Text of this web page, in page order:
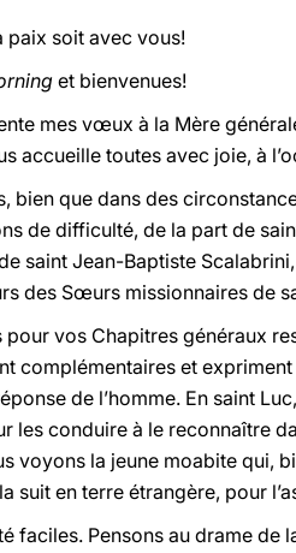
paix soit avec vous!
et bienvenues!
mes vœux à la Mère
accueille toutes avec joie, à
bien que dans des
de difficulté, de la part de
saint Jean-Baptiste
des Sœurs missionnaires de
vos Chapitres généraux
complémentaires et
de l’homme. En saint
les conduire à le reconnaître
voyons la jeune moabite qui,
suit en terre étrangère, pour
faciles. Pensons au drame